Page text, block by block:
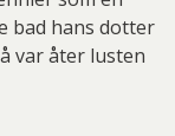
bad hans dotter
var åter lusten